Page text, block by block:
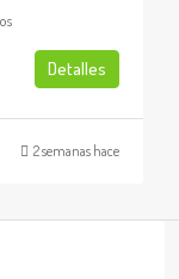
Detalles
2 semanas hace